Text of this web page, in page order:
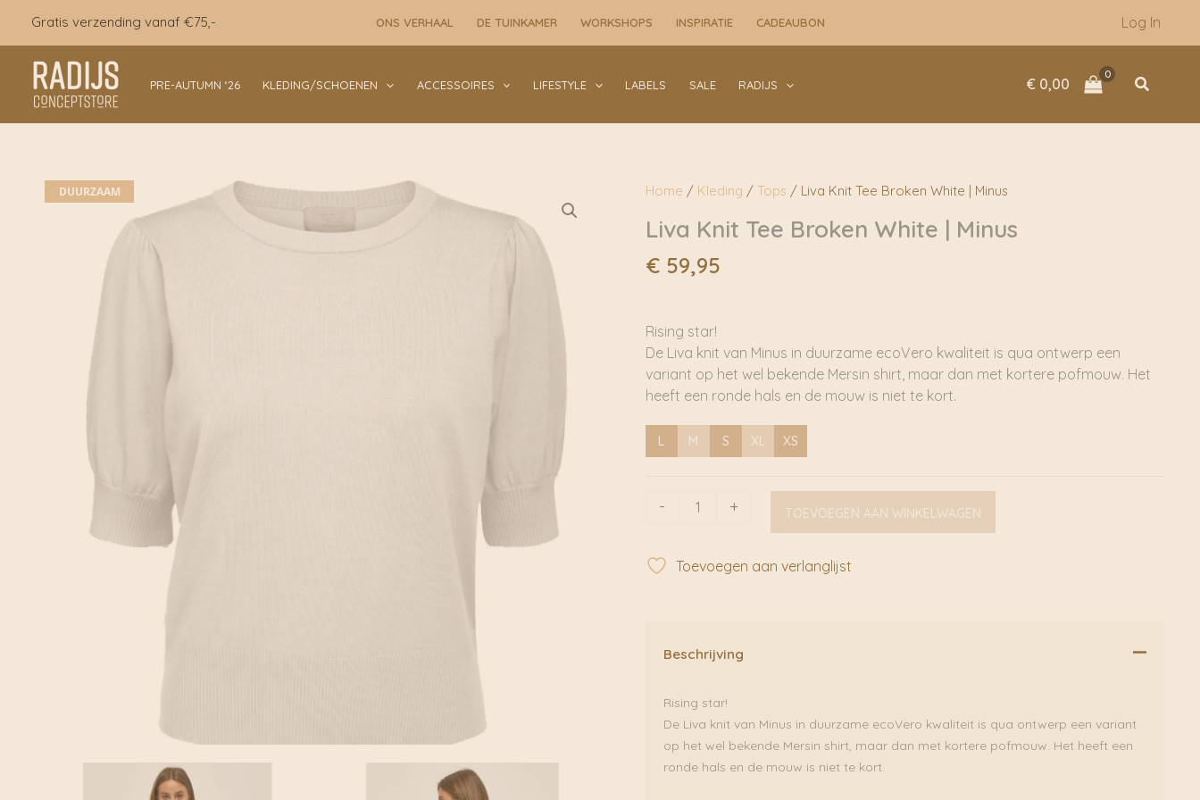
inhoud
Gratis verzending vanaf €75,- ONS VERHAAL DE TUINKAMER WORKSHOPS INSPIRATIE CADEAUBON Log In
PRE-AUTUMN ‘26 KLEDING/SCHOENEN ACCESSOIRES LIFESTYLE LABELS SALE RADIJS € 0,00 Zoeken
DUURZAAM Home / Kleding / Tops / Liva Knit Tee Broken White | Minus
Liva Knit Tee Broken White | Minus
€59,95
Rising star!
De Liva knit van Minus in duurzame ecoVero kwaliteit is qua ontwerp een
variant op het wel bekende Mersin shirt, maar dan met kortere pofmouw. Het
heeft een ronde hals en de mouw is niet te kort.
L M S XL XS
-
Broken
aantal
+ TOEVOEGEN AAN WINKELWAGEN
Toevoegen aan verlanglijst
Beschrijving
Rising star!
De Liva knit van Minus in duurzame ecoVero kwaliteit is qua ontwerp een variant
op het wel bekende Mersin shirt, maar dan met kortere pofmouw. Het heeft een
ronde hals en de mouw is niet te kort.